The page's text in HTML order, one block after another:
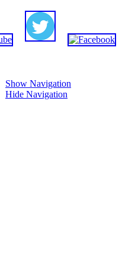
Show Navigation
Hide Navigation